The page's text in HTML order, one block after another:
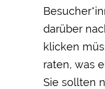
darüber
klicken
raten, was
Sie sollten